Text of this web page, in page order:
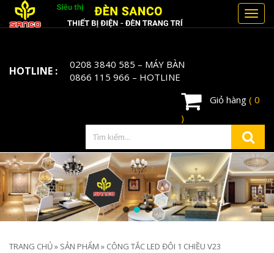
HOTLINE : 0208 3840 585 – MÁY BÀN
0866 115 966 – HOTLINE
Giỏ hàng ( 0
)
TRANG CHỦ» SẢN PHẨM » CÔNG TẮC LED ĐÔI 1 CHIỀU V23